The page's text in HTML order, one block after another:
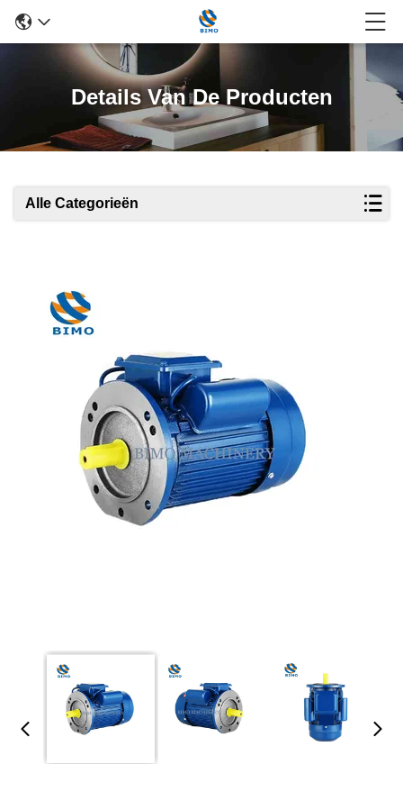
Details Van De Producten
Alle Categorieën